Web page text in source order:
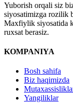
Yuborish orqali siz
siyosatimizga rozilik
Maxfiylik siyosatida
ruxsat berasiz.
KOMPANIYA
Bosh sahifa
Biz haqimizda
Yangiliklar